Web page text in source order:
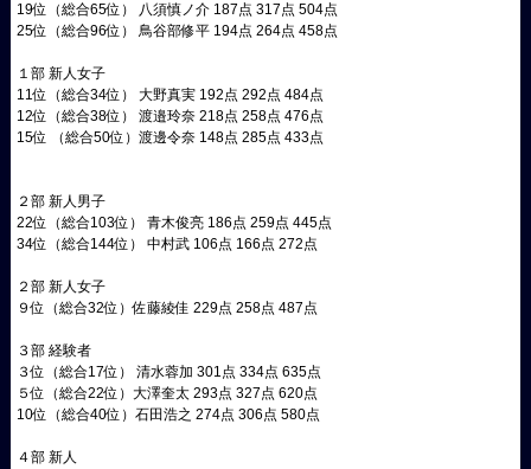
19位（総合65位） 八須慎ノ介 187点 317点 504点
25位（総合96位） 鳥谷部修平 194点 264点 458点
１部 新人女子
11位（総合34位） 大野真実 192点 292点 484点
12位（総合38位） 渡邉玲奈 218点 258点 476点
15位 （総合50位）渡邊令奈 148点 285点 433点
２部 新人男子
22位（総合103位） 青木俊亮 186点 259点 445点
34位（総合144位） 中村武 106点 166点 272点
２部 新人女子
９位（総合32位）佐藤綾佳 229点 258点 487点
３部 経験者
３位（総合17位） 清水蓉加 301点 334点 635点
５位（総合22位）大澤奎太 293点 327点 620点
10位（総合40位）石田浩之 274点 306点 580点
４部 新人